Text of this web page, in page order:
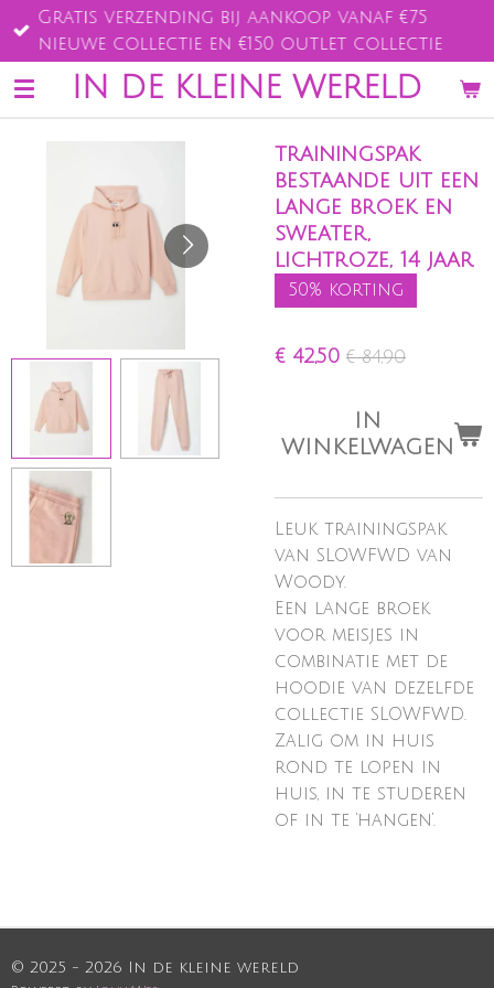
Ga
direct
naar
de
IN DE KLEINE WERELD
Gratis verzending bij aankoop vanaf €75
nieuwe collectie en €150 outlet collectie
trainingspak
bestaande uit een
lange broek en
sweater,
lichtroze, 14 jaar
50% korting
€ 42,50 € 84,90
IN
WINKELWAGEN
Leuk trainingspak
van SLOWFWD van
Woody.
Een lange broek
voor meisjes in
combinatie met de
hoodie van dezelfde
collectie SLOWFWD.
Zalig om in huis
rond te lopen in
huis, in te studeren
of in te ‘hangen’.
© 2025 - 2026 In de kleine wereld